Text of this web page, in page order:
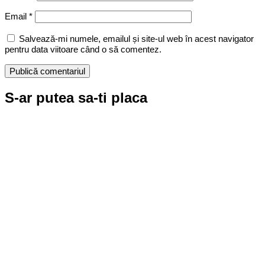
Email *
Salvează-mi numele, emailul și site-ul web în acest navigator
pentru data viitoare când o să comentez.
S-ar putea sa-ti placa